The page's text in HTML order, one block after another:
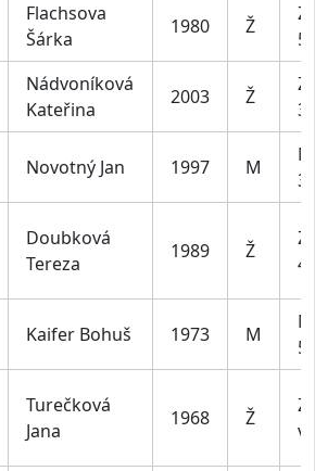
Flachsova
Šárka
1980 Ž
Nádvoníková
Kateřina
2003 Ž
Novotný Jan 1997 M
Doubková
Tereza
1989 Ž
Kaifer Bohuš 1973 M
Turečková
Jana
1968 Ž